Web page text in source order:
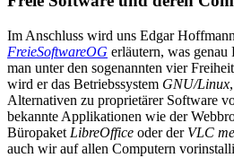
Im Anschluss wird uns Edgar
FreieSoftwareOG erläutern, was
man unter den sogenannten vier
wird er das Betriebssystem GNU/Linux
Alternativen zu proprietärer Software
bekannte Applikationen wie der
Büropaket LibreOffice oder der VLC
auch wir auf allen Computern